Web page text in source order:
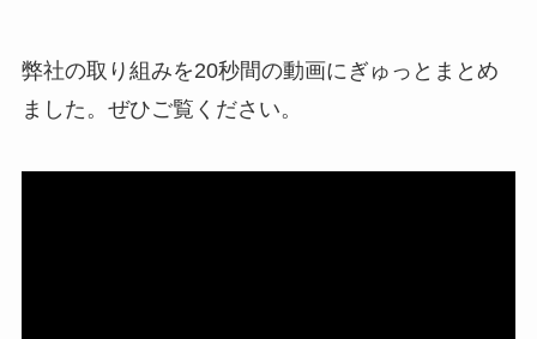
弊社の取り組みを20秒間の動画にぎゅっとまとめ
ました。ぜひご覧ください。